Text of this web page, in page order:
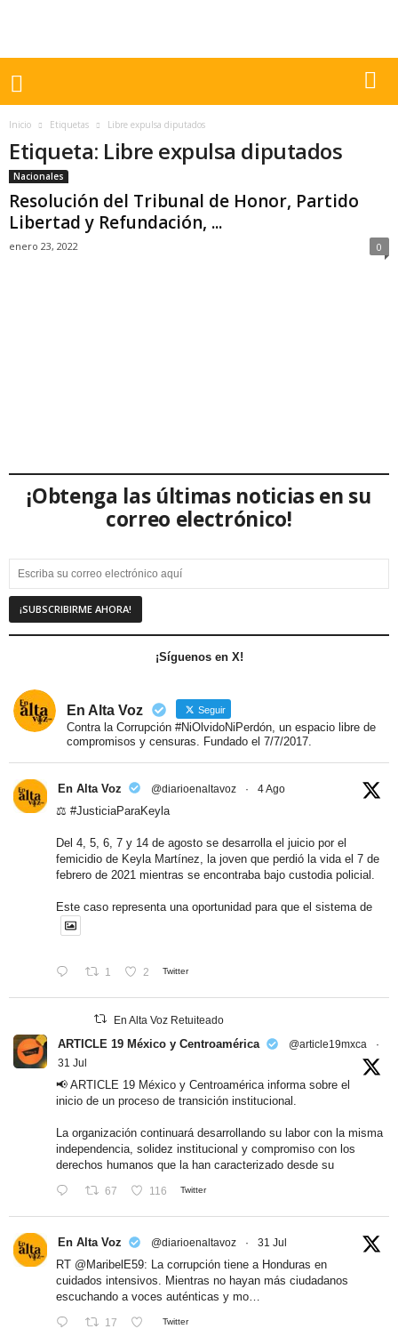
Inicio Etiquetas Libre expulsa diputados
Etiqueta: Libre expulsa diputados
Nacionales
Resolución del Tribunal de Honor, Partido
Libertad y Refundación, ...
enero 23, 2022 0
¡Obtenga las últimas noticias en su
correo electrónico!
¡Síguenos en X!
En Alta Voz Seguir
Contra la Corrupción #NiOlvidoNiPerdón, un espacio libre de
compromisos y censuras. Fundado el 7/7/2017.
En Alta Voz @diarioenaltavoz · 4 Ago
⚖️ #JusticiaParaKeyla
Del 4, 5, 6, 7 y 14 de agosto se desarrolla el juicio por el
femicidio de Keyla Martínez, la joven que perdió la vida el 7 de
febrero de 2021 mientras se encontraba bajo custodia policial.
Este caso representa una oportunidad para que el sistema de
1 2 Twitter
En Alta Voz Retuiteado
ARTICLE 19 México y Centroamérica @article19mxca
·
31 Jul
📢 ARTICLE 19 México y Centroamérica informa sobre el
inicio de un proceso de transición institucional.
La organización continuará desarrollando su labor con la misma
independencia, solidez institucional y compromiso con los
derechos humanos que la han caracterizado desde su
67 116 Twitter
En Alta Voz @diarioenaltavoz · 31 Jul
RT @MaribelE59: La corrupción tiene a Honduras en
cuidados intensivos. Mientras no hayan más ciudadanos
escuchando a voces auténticas y mo…
17 Twitter